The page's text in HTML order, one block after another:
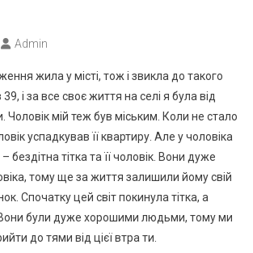
Admin
жила у місті, тож і звикла до такого
і за все своє життя на селі я була від
Чоловік мій теж був міським. Коли не стало
успадкував її квартиру. Але у чоловіка
бездітна тітка та її чоловік. Вони дуже
тому ще за життя залишили йому свій
Спочатку цей світ покинула тітка, а
Вони були дуже хорошими людьми, тому ми
до тями від цієї втра ти.